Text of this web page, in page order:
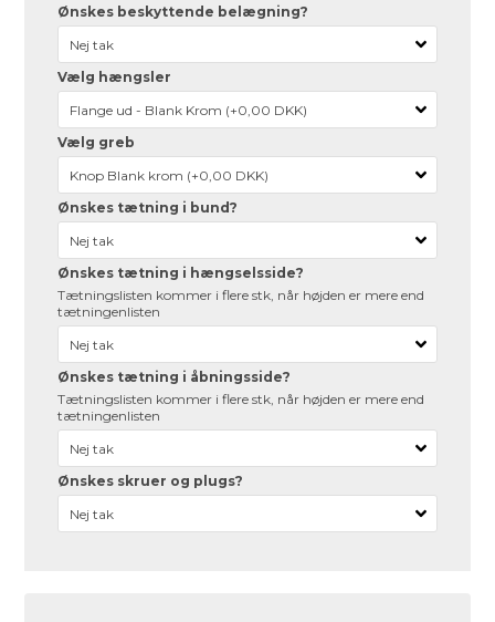
Ønskes beskyttende belægning?
Vælg hængsler
Vælg greb
Ønskes tætning i bund?
Ønskes tætning i hængselsside?
Tætningslisten kommer i flere stk, når højden er mere end
tætningenlisten
Ønskes tætning i åbningsside?
Tætningslisten kommer i flere stk, når højden er mere end
tætningenlisten
Ønskes skruer og plugs?